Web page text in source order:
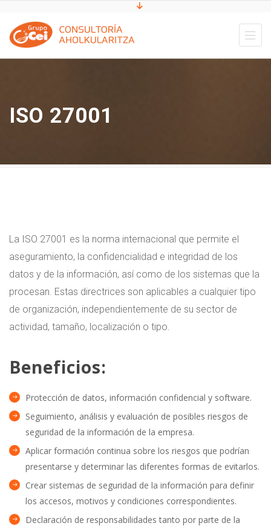
ISO 27001
La ISO 27001 es la norma internacional que permite el
aseguramiento, la confidencialidad e integridad de los
datos y de la información, así como de los sistemas que la
procesan. Estas directrices son aplicables a cualquier tipo
de organización, independientemente de su sector de
actividad, tamaño, localización o tipo.
Beneficios:
Protección de datos, información confidencial y software.
Seguimiento, análisis y evaluación de posibles riesgos de
seguridad de la información de la empresa.
Aplicar formación continua sobre los riesgos que podrían
presentarse y determinar las diferentes formas de evitarlos.
Crear sistemas de seguridad de la información para definir
los accesos, motivos y condiciones correspondientes.
Declaración de responsabilidades tanto por parte de la